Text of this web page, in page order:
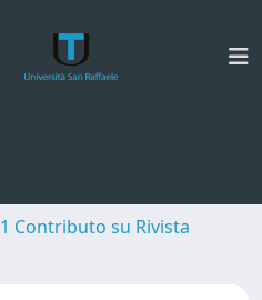
1 Contributo su Rivista